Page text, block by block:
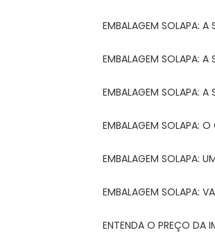
EMBALAGEM SOLAPA:
EMBALAGEM SOLAPA:
EMBALAGEM SOLAPA:
EMBALAGEM SOLAPA:
EMBALAGEM SOLAPA:
EMBALAGEM SOLAPA:
ENTENDA O PREÇO DA